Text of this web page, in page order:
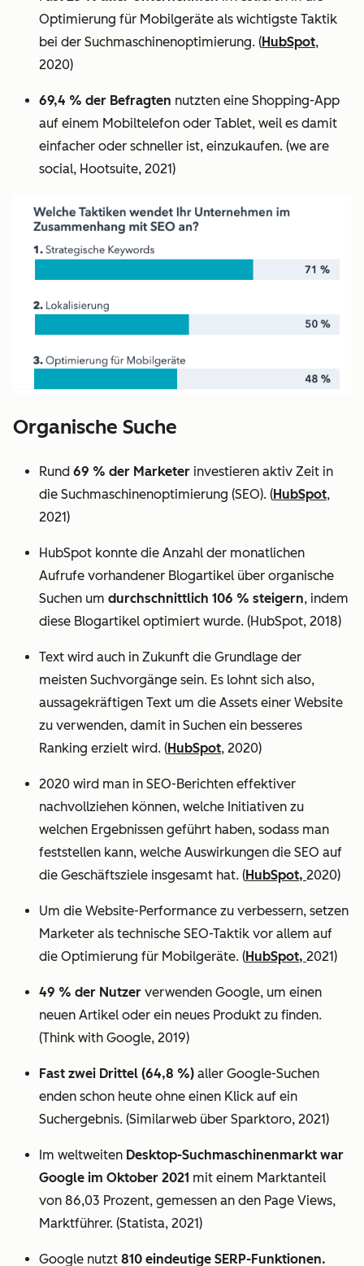
Optimierung für Mobilgeräte als wichtigste Taktik
bei der Suchmaschinenoptimierung. (HubSpot,
2020)
69,4 % der Befragten nutzten eine Shopping-App
auf einem Mobiltelefon oder Tablet, weil es damit
einfacher oder schneller ist, einzukaufen. (we are
social, Hootsuite, 2021)
Organische Suche
Rund 69 % der Marketer investieren aktiv Zeit in
die Suchmaschinenoptimierung (SEO). (HubSpot,
2021)
HubSpot konnte die Anzahl der monatlichen
Aufrufe vorhandener Blogartikel über organische
Suchen um durchschnittlich 106 % steigern, indem
diese Blogartikel optimiert wurde. (HubSpot, 2018)
Text wird auch in Zukunft die Grundlage der
meisten Suchvorgänge sein. Es lohnt sich also,
aussagekräftigen Text um die Assets einer Website
zu verwenden, damit in Suchen ein besseres
Ranking erzielt wird. (HubSpot, 2020)
2020 wird man in SEO-Berichten effektiver
nachvollziehen können, welche Initiativen zu
welchen Ergebnissen geführt haben, sodass man
feststellen kann, welche Auswirkungen die SEO auf
die Geschäftsziele insgesamt hat. (HubSpot, 2020)
Um die Website-Performance zu verbessern, setzen
Marketer als technische SEO-Taktik vor allem auf
die Optimierung für Mobilgeräte. (HubSpot, 2021)
49 % der Nutzer verwenden Google, um einen
neuen Artikel oder ein neues Produkt zu finden.
(Think with Google, 2019)
Fast zwei Drittel (64,8 %) aller Google-Suchen
enden schon heute ohne einen Klick auf ein
Suchergebnis. (Similarweb über Sparktoro, 2021)
Im weltweiten Desktop-Suchmaschinenmarkt war
Google im Oktober 2021 mit einem Marktanteil
von 86,03 Prozent, gemessen an den Page Views,
Marktführer. (Statista, 2021)
Google nutzt 810 eindeutige SERP-Funktionen.